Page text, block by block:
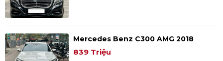
Mercedes Benz C300 AMG 2018
839 Triệu